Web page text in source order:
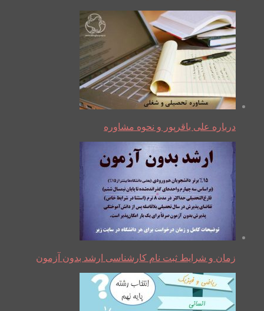
درباره علی باقرپور و نحوه مشاوره
زمان و شرایط ثبت نام کارشناسی ارشد بدون آزمون